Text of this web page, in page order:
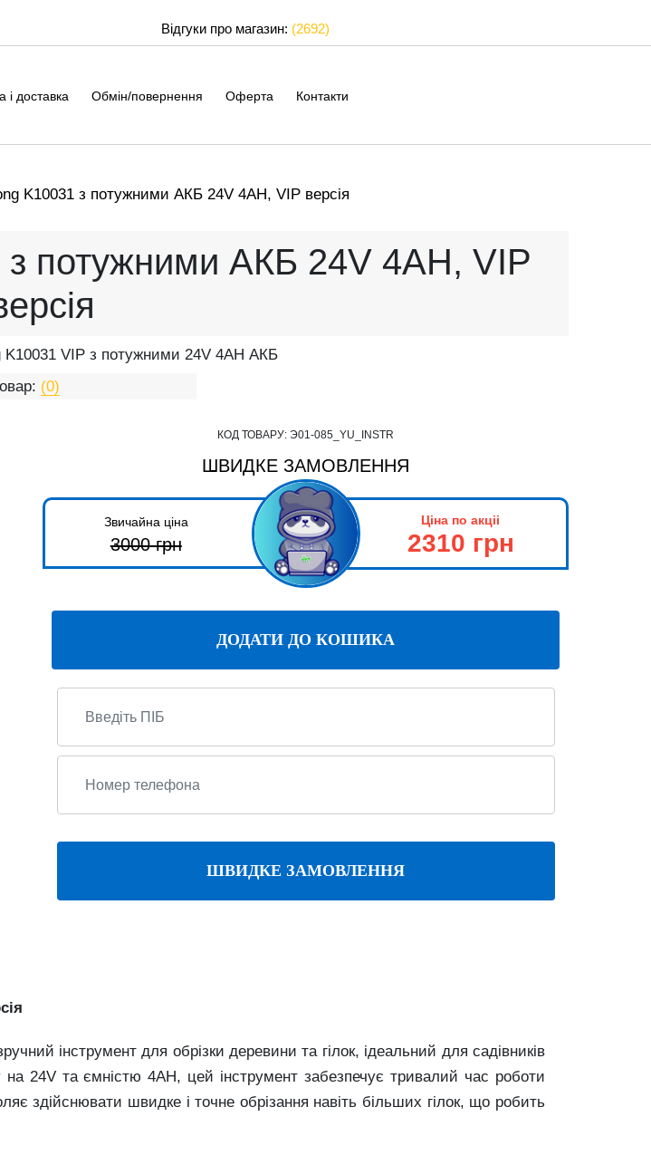
Відгуки про магазин: (2692)
і доставка Обмін/повернення Оферта Контакти
K10031 з потужними АКБ 24V 4AH, VIP версія
з потужними АКБ 24V 4AH, VIP
K10031 VIP з потужними 24V 4AH АКБ
(0)
КОД ТОВАРУ: Э01-085_YU_INSTR
ШВИДКЕ ЗАМОВЛЕННЯ
Звичайна ціна
3000грн
Ціна по акціі
2310 грн
ДОДАТИ ДО КОШИКА
ШВИДКЕ ЗАМОВЛЕННЯ
інструмент для обрізки деревини та гілок, ідеальний для садівників
24V та ємністю 4AH, цей інструмент забезпечує тривалий час роботи
здійснювати швидке і точне обрізання навіть більших гілок, що робить